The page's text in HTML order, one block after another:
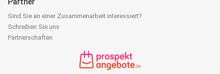
Sind Sie an einer Zusammenarbeit interessiert?
Schreiben Sie uns
Partnerschaften